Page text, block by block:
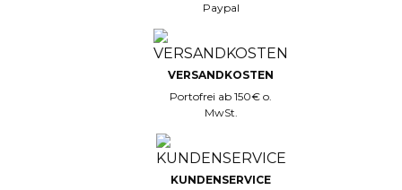
Paypal
VERSANDKOSTEN
Portofrei ab 150€ o.
MwSt.
KUNDENSERVICE